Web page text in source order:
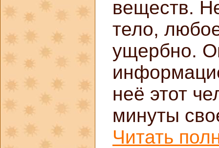
веществ.
тело,
ущербно.
неё этот
минуты
Читать